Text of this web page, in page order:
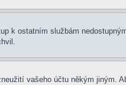
k ostatním službám
vašeho účtu někým jiným.